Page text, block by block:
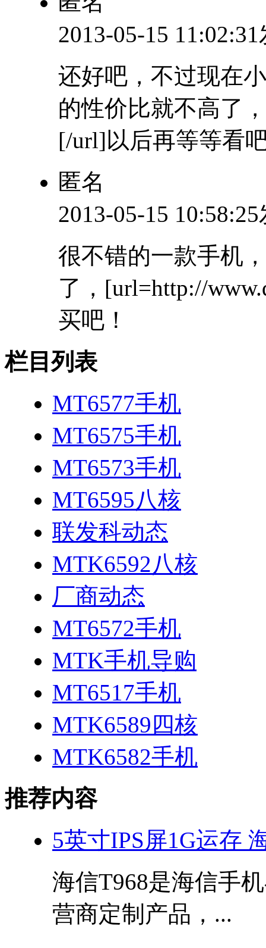
2013-05-15
还好吧，不过现在
的性价比就不高了
[/url]以后再等等看
匿名
2013-05-15
很不错的一款手机
了，[url=http://
买吧！
栏目列表
MT6577手机
MT6575手机
MT6573手机
MT6595八核
联发科动态
MTK6592八核
厂商动态
MT6572手机
MTK手机导购
MT6517手机
MTK6589四核
MTK6582手机
推荐内容
5英寸IPS屏1G运存
海信T968是海信手
营商定制产品，...